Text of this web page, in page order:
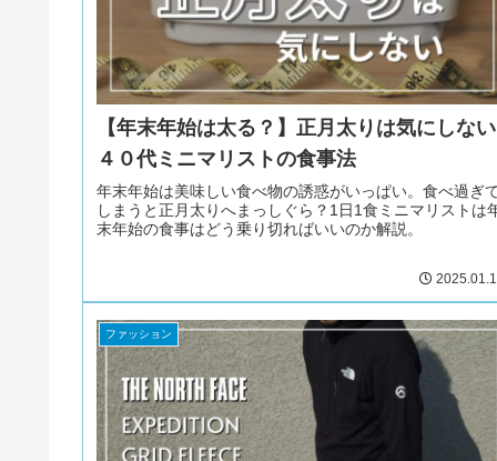
【年末年始は太る？】正月太りは気にしない
４０代ミニマリストの食事法
年末年始は美味しい食べ物の誘惑がいっぱい。食べ過ぎ
しまうと正月太りへまっしぐら？1日1食ミニマリストは
末年始の食事はどう乗り切ればいいのか解説。
ファッション